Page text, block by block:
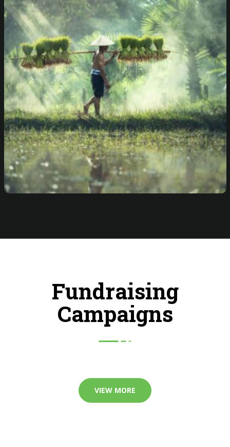
Sustainable Agriculture
Fundraising
Campaigns
VIEW MORE